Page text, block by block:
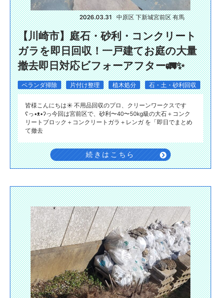
2026.03.31 中原区 下新城宮前区 有馬
【川崎市】庭石・砂利・コンクリート
ガラを即日回収！一戸建てお庭の大量
撤去即日対応ビフォーアフター🚛✨
ベランダ掃除 片付け整理 植木処分 石・土・砂利回収
皆様こんにちは☀️ 不用品回収のプロ、クリーンワークスです
ʕ⁠っ⁠•⁠ᴥ⁠•⁠ʔ⁠っ今回は宮前区で、砂利〜40〜50kg級の大石＋コンク
リートブロック＋コンクリートガラ＋レンガ を「即日でまとめ
て撤去
続きはこちら